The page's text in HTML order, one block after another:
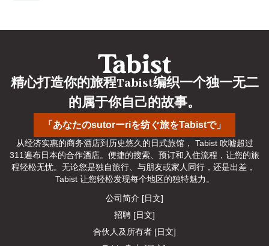
「あなたのsutorーriを纺ぐ旅をTabistで」
精心打造你的旅程Tabist编织一个独一无二
的属于你自己的故事。
从经济实惠的商务酒店到历史悠久的日式旅馆， Tabist 吹嘘超过
311遍布日本的合作酒店。便捷的搜索、预订和入住流程，让您的旅
程轻松无忧。无论您是独自旅行、与朋友或家人同行，还是出差，
Tabist 让您轻松发现每个地区的独特魅力。
公司简介 [日文]
招聘 [日文]
合伙人及所有者 [日文]